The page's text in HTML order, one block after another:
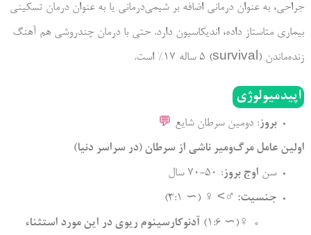
جراحی، به عنوان درمانی اضافه بر شیمی‌­درمانی یا به عنوان درمان تسکینی
بیماری متاستاز داده، اندیکاسیون دارد. حتی با درمان چندروشی هم آهنگ
زنده­‌ماندن (survival) 5 ساله 17% است.
اپیدمیولوژی
بروز: دومین سرطان شایع 💬
اولین عامل مرگ‌­ومیر ناشی از سرطان (در سراسر دنیا)
سن اوج بروز: 50-70 سال
جنسیت: ♂> ♀ (∼ 3:1)
♀(∼ 1:6)
آدنوکارسینوم ریوی در این مورد استثناء